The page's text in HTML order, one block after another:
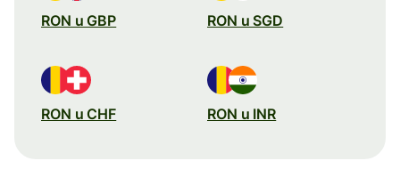
RON u GBP RON u SGD
RON u CHF RON u INR